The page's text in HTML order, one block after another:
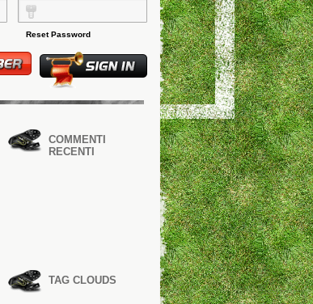
Reset Password
COMMENTI
RECENTI
TAG CLOUDS